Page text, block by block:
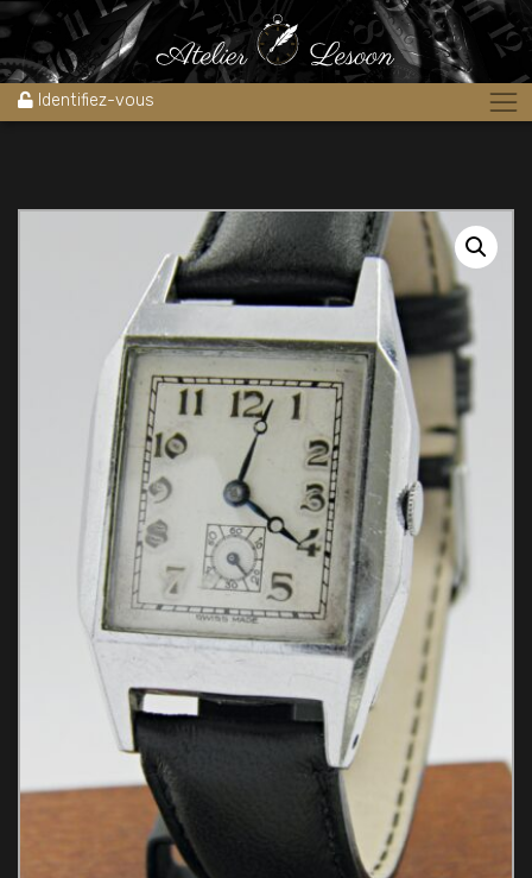
Identifiez-vous
Accueil » Boutique Montres » Très rare montre automatique
1920’s brevet Suisse à butées